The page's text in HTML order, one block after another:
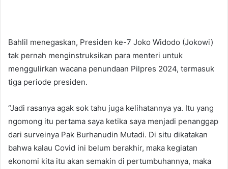
Bahlil menegaskan, Presiden ke-7 Joko Widodo (Jokowi)
tak pernah menginstruksikan para menteri untuk
menggulirkan wacana penundaan Pilpres 2024, termasuk
tiga periode presiden.
“Jadi rasanya agak sok tahu juga kelihatannya ya. Itu yang
ngomong itu pertama saya ketika saya menjadi penanggap
dari surveinya Pak Burhanudin Mutadi. Di situ dikatakan
bahwa kalau Covid ini belum berakhir, maka kegiatan
ekonomi kita itu akan semakin di pertumbuhannya, maka